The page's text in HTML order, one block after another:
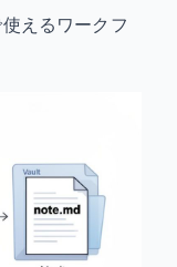
えるワークフ